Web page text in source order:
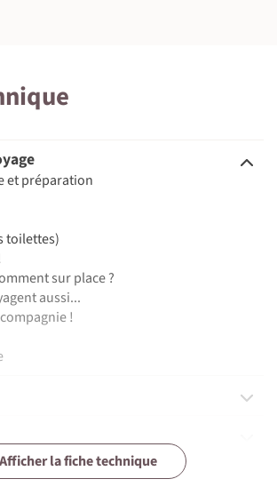
©
et préparation
toilettes)
sur place ?
aussi...
!
Afficher la fiche technique